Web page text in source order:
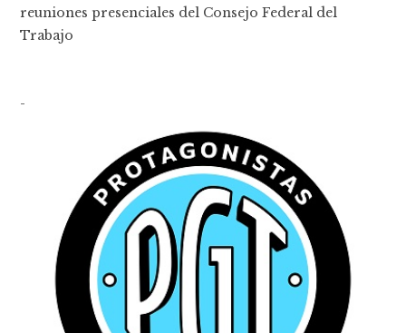
reuniones presenciales del Consejo Federal del
Trabajo
-